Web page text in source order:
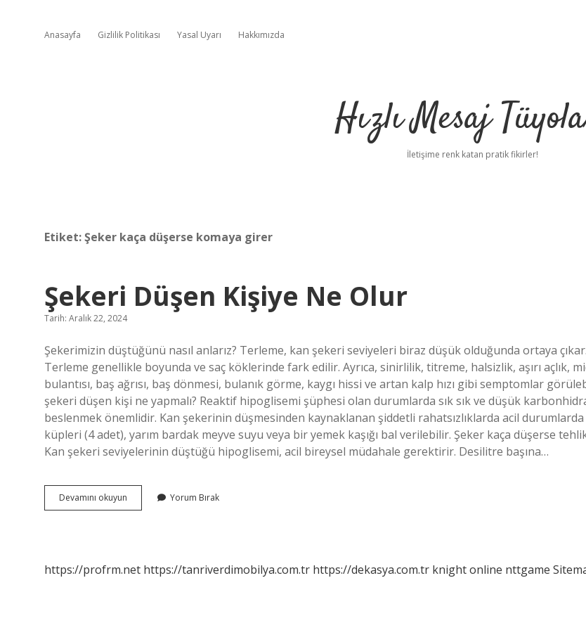
Anasayfa Gizlilik Politikası Yasal Uyarı Hakkımızda
Hızlı Mesaj
İletişime renk katan pratik fikirler!
Etiket:Şeker kaça düşerse komaya girer
Şekeri Düşen Kişiye Ne Olur
Tarih: Aralık 22, 2024
Şekerimizin düştüğünü nasıl anlarız? Terleme, kan şekeri seviyeleri biraz düşük olduğunda ortaya çıkar.
Terleme genellikle boyunda ve saç köklerinde fark edilir. Ayrıca, sinirlilik, titreme, halsizlik, aşırı açlık,
bulantısı, baş ağrısı, baş dönmesi, bulanık görme, kaygı hissi ve artan kalp hızı gibi semptomlar
şekeri düşen kişi ne yapmalı? Reaktif hipoglisemi şüphesi olan durumlarda sık sık ve düşük
beslenmek önemlidir. Kan şekerinin düşmesinden kaynaklanan şiddetli rahatsızlıklarda acil
küpleri (4 adet), yarım bardak meyve suyu veya bir yemek kaşığı bal verilebilir. Şeker kaça düşerse
Kan şekeri seviyelerinin düştüğü hipoglisemi, acil bireysel müdahale gerektirir. Desilitre başına…
Devamını okuyun
Düşen
Yorum Bırak
https://profrm.net https://tanriverdimobilya.com.tr https://dekasya.com.tr knight online nttgame